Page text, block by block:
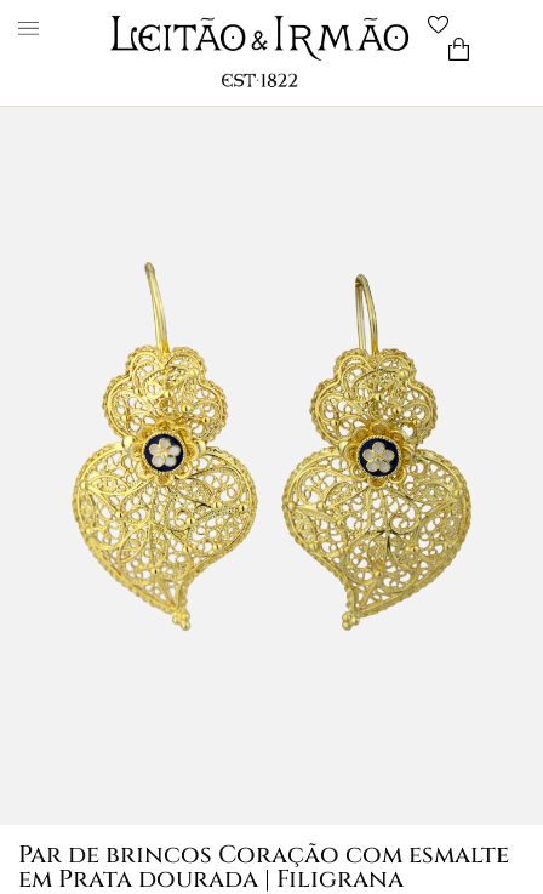
Par de brincos Coração com esmalte
em Prata dourada | Filigrana